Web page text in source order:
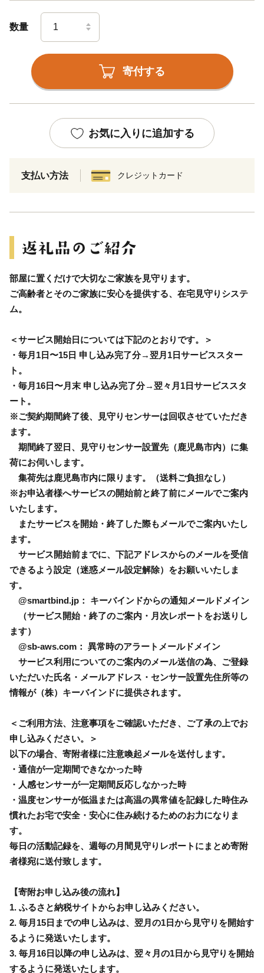
数量
寄付する
お気に入りに追加する
支払い方法 クレジットカード
部屋に置くだけで大切なご家族を見守ります。
ご高齢者とそのご家族に安心を提供する、在宅見守りシステ
ム。
＜サービス開始日については下記のとおりです。＞
・毎月1日〜15日 申し込み完了分→翌月1日サービススター
ト。
・毎月16日〜月末 申し込み完了分→翌々月1日サービススタ
ート。
※ご契約期間終了後、見守りセンサーは回収させていただき
ます。
期間終了翌日、見守りセンサー設置先（鹿児島市内）に集
荷にお伺いします。
集荷先は鹿児島市内に限ります。（送料ご負担なし）
※お申込者様へサービスの開始前と終了前にメールでご案内
いたします。
またサービスを開始・終了した際もメールでご案内いたし
ます。
サービス開始前までに、下記アドレスからのメールを受信
できるよう設定（迷惑メール設定解除）をお願いいたしま
す。
@smartbind.jp： キーバインドからの通知メールドメイン
（サービス開始・終了のご案内・月次レポートをお送りし
ます）
@sb-aws.com： 異常時のアラートメールドメイン
サービス利用についてのご案内のメール送信の為、ご登録
いただいた氏名・メールアドレス・センサー設置先住所等の
情報が（株）キーバインドに提供されます。
＜ご利用方法、注意事項をご確認いただき、ご了承の上でお
申し込みください。＞
以下の場合、寄附者様に注意喚起メールを送付します。
・通信が一定期間できなかった時
・人感センサーが一定期間反応しなかった時
・温度センサーが低温または高温の異常値を記録した時住み
慣れたお宅で安全・安心に住み続けるためのお力になりま
す。
毎日の活動記録を、週毎の月間見守りレポートにまとめ寄附
者様宛に送付致します。
【寄附お申し込み後の流れ】
1. ふるさと納税サイトからお申し込みください。
2. 毎月15日までの申し込みは、翌月の1日から見守りを開始す
るように発送いたします。
3. 毎月16日以降の申し込みは、翌々月の1日から見守りを開始
するように発送いたします。